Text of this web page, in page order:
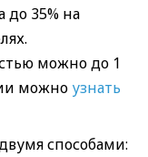
до 35% на
можно до 1
можно узнать
способами: